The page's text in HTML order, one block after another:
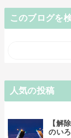
このブログを
人気の投稿
【解
のい